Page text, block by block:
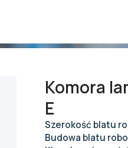
Komora
E
Szerokość blatu
Budowa blatu